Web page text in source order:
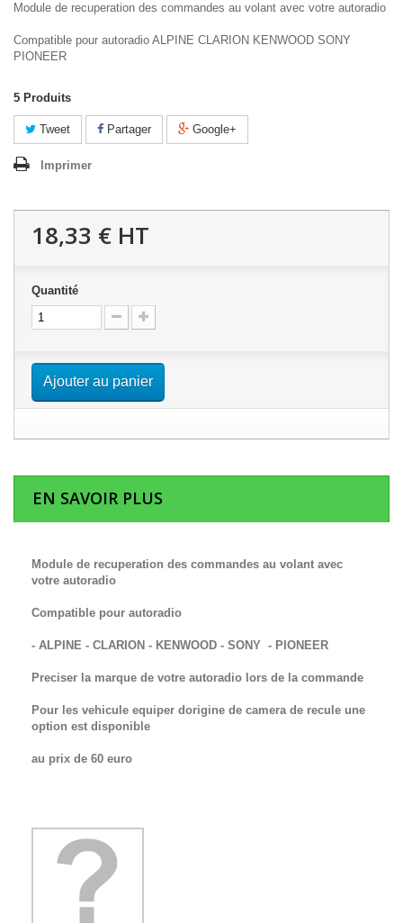
Module de recuperation des commandes au volant avec votre autoradio
Compatible pour autoradio ALPINE CLARION KENWOOD SONY
PIONEER
5 Produits
Tweet Partager Google+
Imprimer
18,33 € HT
Quantité
Ajouter au panier
EN SAVOIR PLUS
Module de recuperation des commandes au volant avec
votre autoradio
Compatible pour autoradio
- ALPINE - CLARION - KENWOOD - SONY - PIONEER
Preciser la marque de votre autoradio lors de la commande
Pour les vehicule equiper dorigine de camera de recule une
option est disponible
au prix de 60 euro